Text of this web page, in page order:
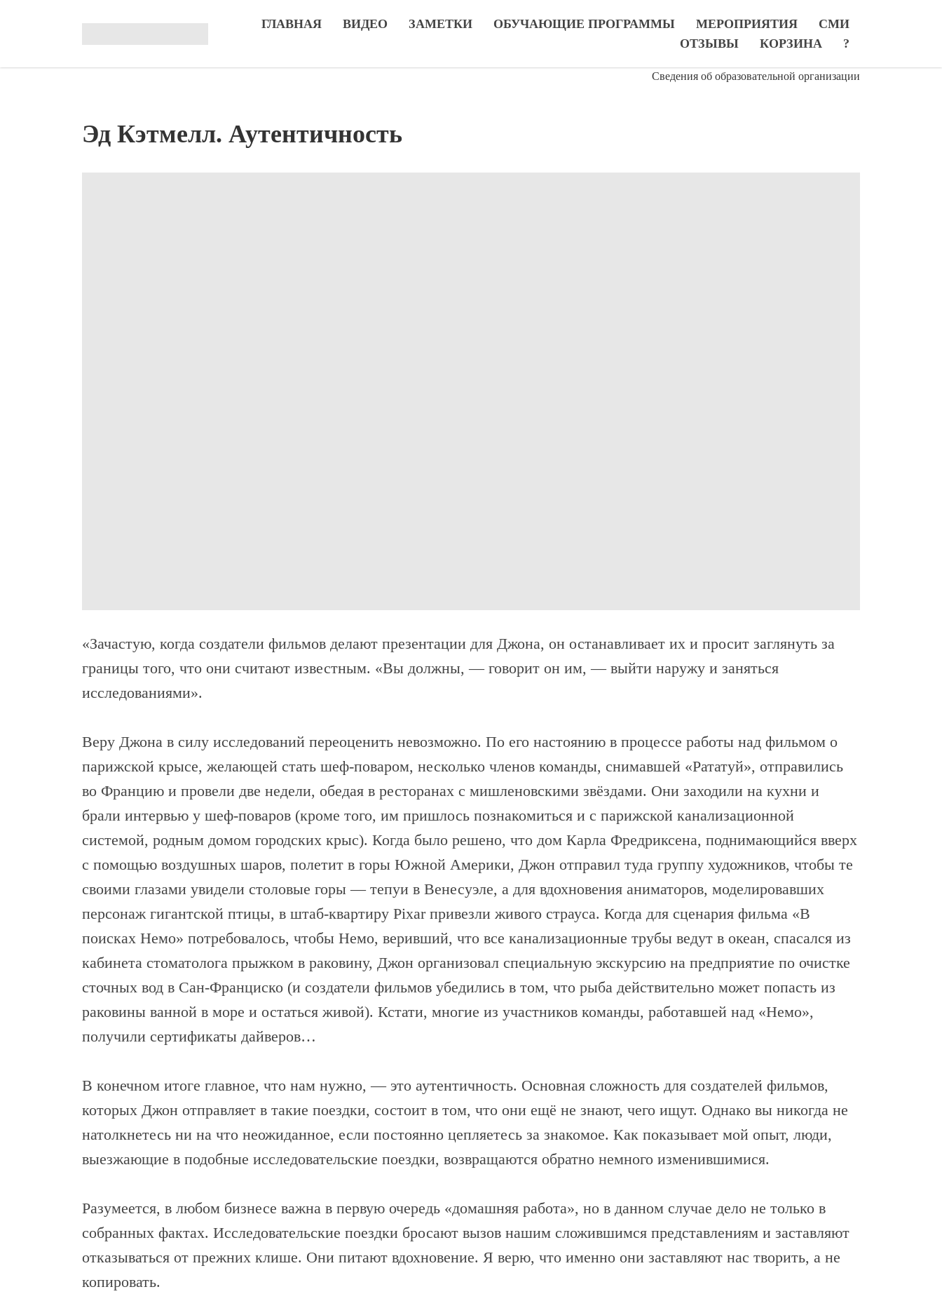
ГЛАВНАЯ ВИДЕО ЗАМЕТКИ ОБУЧАЮЩИЕ ПРОГРАММЫ МЕРОПРИЯТИЯ
СМИ
ОТЗЫВЫ
КОРЗИНА ?
Сведения об образовательной организации
Эд Кэтмелл. Аутентичность
«Зачастую, когда создатели фильмов делают презентации для Джона, он останавливает их и просит заглянуть за
границы того, что они считают известным. «Вы должны, — говорит он им, — выйти наружу и заняться
исследованиями».
Веру Джона в силу исследований переоценить невозможно. По его настоянию в процессе работы над фильмом о
парижской крысе, желающей стать шеф-поваром, несколько членов команды, снимавшей «Рататуй», отправились
во Францию и провели две недели, обедая в ресторанах с мишленовскими звёздами. Они заходили на кухни и
брали интервью у шеф-поваров (кроме того, им пришлось познакомиться и с парижской канализационной
системой, родным домом городских крыс). Когда было решено, что дом Карла Фредриксена, поднимающийся вверх
с помощью воздушных шаров, полетит в горы Южной Америки, Джон отправил туда группу художников, чтобы те
своими глазами увидели столовые горы — тепуи в Венесуэле, а для вдохновения аниматоров, моделировавших
персонаж гигантской птицы, в штаб-квартиру Pixar привезли живого страуса. Когда для сценария фильма «В
поисках Немо» потребовалось, чтобы Немо, веривший, что все канализационные трубы ведут в океан, спасался из
кабинета стоматолога прыжком в раковину, Джон организовал специальную экскурсию на предприятие по очистке
сточных вод в Сан-Франциско (и создатели фильмов убедились в том, что рыба действительно может попасть из
раковины ванной в море и остаться живой). Кстати, многие из участников команды, работавшей над «Немо»,
получили сертификаты дайверов…
В конечном итоге главное, что нам нужно, — это аутентичность. Основная сложность для создателей фильмов,
которых Джон отправляет в такие поездки, состоит в том, что они ещё не знают, чего ищут. Однако вы никогда не
натолкнетесь ни на что неожиданное, если постоянно цепляетесь за знакомое. Как показывает мой опыт, люди,
выезжающие в подобные исследовательские поездки, возвращаются обратно немного изменившимися.
Разумеется, в любом бизнесе важна в первую очередь «домашняя работа», но в данном случае дело не только в
собранных фактах. Исследовательские поездки бросают вызов нашим сложившимся представлениям и заставляют
отказываться от прежних клише. Они питают вдохновение. Я верю, что именно они заставляют нас творить, а не
копировать.